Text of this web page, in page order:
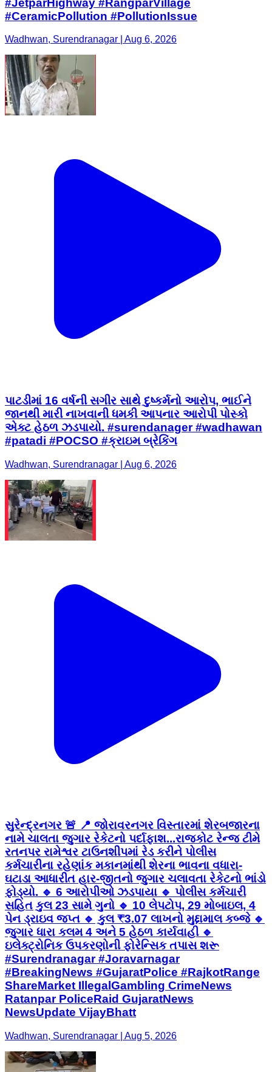
#CeramicPollution #PollutionIssue
Wadhwan, Surendranagar | Aug 6, 2026
પાટડીમાં 16 વર્ષની સગીર સાથે દુષ્કર્મનો આરોપ, ભાઈને
જાનથી મારી નાખવાની ધમકી આપનાર આરોપી પોસ્કો
એક્ટ હેઠળ ઝડપાયો. #surendanager #wadhawan
#patadi #POCSO #ક્રાઇમ બ્રેકિંગ
Wadhwan, Surendranagar | Aug 6, 2026
સુરેન્દ્રનગર 🚨 📍 જોરાવરનગર વિસ્તારમાં શેરબજારના
નામે ચાલતા જુગાર રેકેટનો પર્દાફાશ...રાજકોટ રેન્જ ટીમે
રતનપર રામેશ્વર ટાઉનશીપમાં રેડ કરીને પોલીસ
કર્મચારીના રહેણાંક મકાનમાંથી શેરના ભાવના વધારા-
ઘટાડા આધારીત હાર-જીતનો જુગાર ચલાવતા રેકેટનો ભાંડો
ફોડ્યો. 🔹 6 આરોપીઓ ઝડપાયા 🔹 પોલીસ કર્મચારી
સહિત કુલ 23 સામે ગુનો 🔹 10 લેપટોપ, 29 મોબાઇલ, 4
પેન ડ્રાઇવ જપ્ત 🔹 કુલ ₹3.07 લાખનો મુદ્દામાલ કબ્જે 🔹
જુગાર ધારા કલમ 4 અને 5 હેઠળ કાર્યવાહી 🔹
ઇલેક્ટ્રોનિક ઉપકરણોની ફોરેન્સિક તપાસ શરૂ
#Surendranagar #Joravarnagar
#BreakingNews #GujaratPolice #RajkotRange
ShareMarket IllegalGambling CrimeNews
Ratanpar PoliceRaid GujaratNews
NewsUpdate VijayBhatt
Wadhwan, Surendranagar | Aug 5, 2026